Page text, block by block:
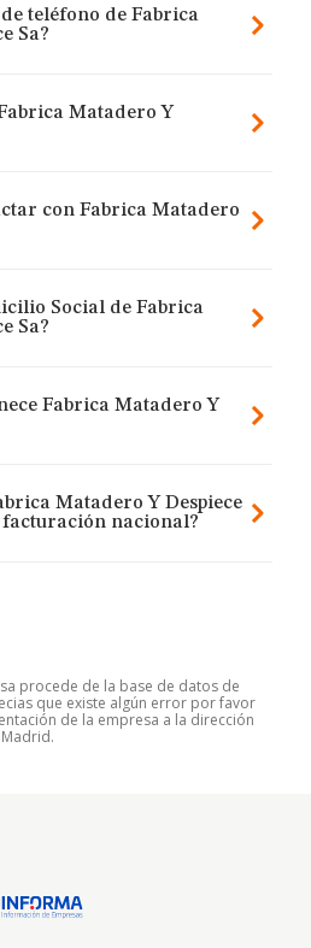
teléfono de Fabrica
Sa?
Matadero Y
con Fabrica Matadero
Social de Fabrica
Sa?
Fabrica Matadero Y
Matadero Y Despiece
nacional?
procede de la base de datos de
que existe algún error por favor
de la empresa a la dirección